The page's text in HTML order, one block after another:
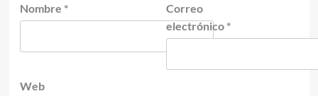
Nombre *
Correo
electrónico *
Web